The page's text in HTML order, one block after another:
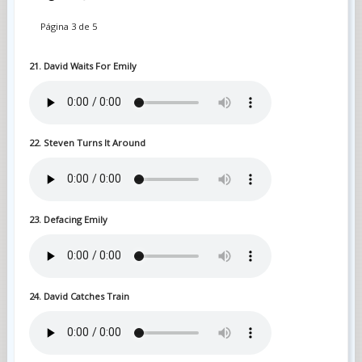
Página 3 de 5
21. David Waits For Emily
22. Steven Turns It Around
23. Defacing Emily
24. David Catches Train